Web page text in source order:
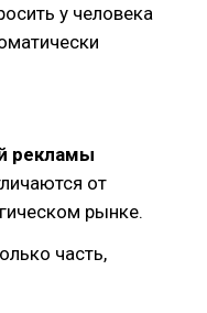
у человека
рекламы
от
рынке.
часть,